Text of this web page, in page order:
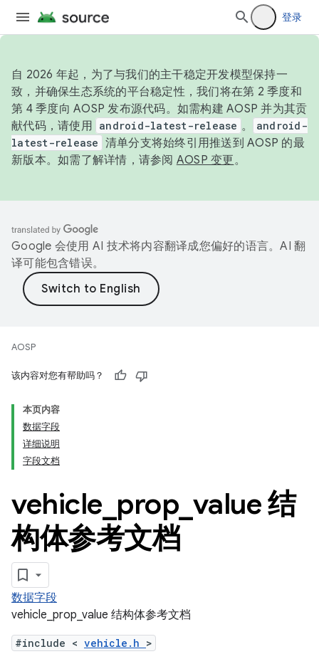
登录
自 2026 年起，为了与我们的主干稳定开发模型保持一
致，并确保生态系统的平台稳定性，我们将在第 2 季度和
第 4 季度向 AOSP 发布源代码。如需构建 AOSP 并为其贡
献代码，请使用 android-latest-release 。
android-
latest-release 清单分支将始终引用推送到 AOSP 的最
新版本。如需了解详情，请参阅 AOSP 变更。
Google 会使用 AI 技术将内容翻译成您偏好的语言。AI 翻
译可能包含错误。
AOSP
该内容对您有帮助吗？
本页内容
数据字段
详细说明
字段文档
vehicle prop value 结
构体参考文档
数据字段
vehicle_prop_value 结构体参考文档
#include < vehicle.h >